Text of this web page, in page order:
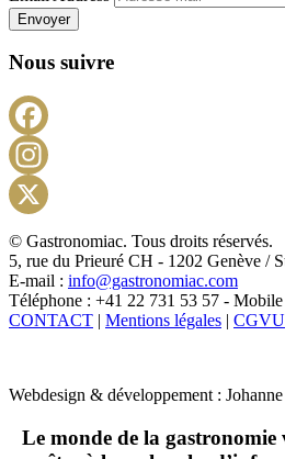
Envoyer
Nous suivre
X
© Gastronomiac. Tous droits réservés.
5, rue du Prieuré CH - 1202 Genève /
E-mail : info@gastronomiac.com
Téléphone : +41 22 731 53 57 -
CONTACT | Mentions légales | CGVU
Webdesign & développement :
Le monde de la gastronomie